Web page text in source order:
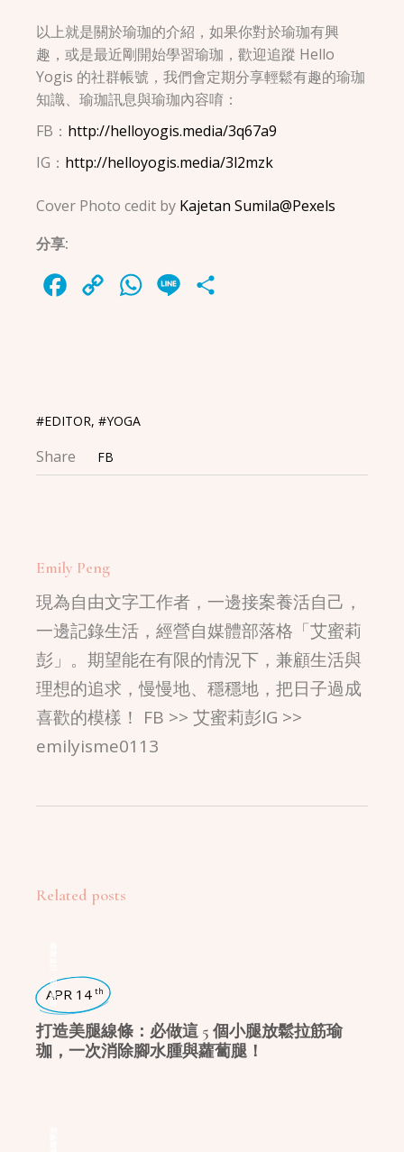
以上就是關於瑜珈的介紹，如果你對於瑜珈有興
趣，或是最近剛開始學習瑜珈，歡迎追蹤 Hello
Yogis 的社群帳號，我們會定期分享輕鬆有趣的瑜珈
知識、瑜珈訊息與瑜珈內容唷：
FB： http://helloyogis.media/3q67a9
IG： http://helloyogis.media/3l2mzk
Cover Photo cedit by Kajetan Sumila@Pexels
分享:
Facebook
Copy
WhatsApp
Line
#EDITOR,#YOGA
Share FB
Emily Peng
現為自由文字工作者，一邊接案養活自己，
一邊記錄生活，經營自媒體部落格「艾蜜莉
彭」。期望能在有限的情況下，兼顧生活與
理想的追求，慢慢地、穩穩地，把日子過成
喜歡的模樣！ FB >> 艾蜜莉彭IG >>
emilyisme0113
Related posts
瑜珈學堂
APR 14 th
打造美腿線條：必做這 5 個小腿放鬆拉筋瑜
珈，一次消除腳水腫與蘿蔔腿！